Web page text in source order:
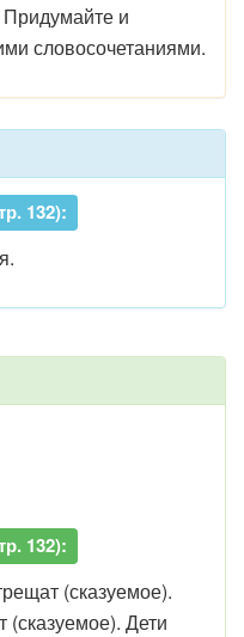
Придумайте и
словосочетаниями.
132):
132):
(сказуемое).
Дети